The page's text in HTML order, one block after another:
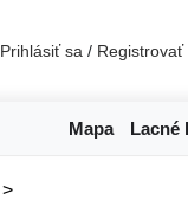
Prihlásiť sa / Registrovať
Mapa Lacné